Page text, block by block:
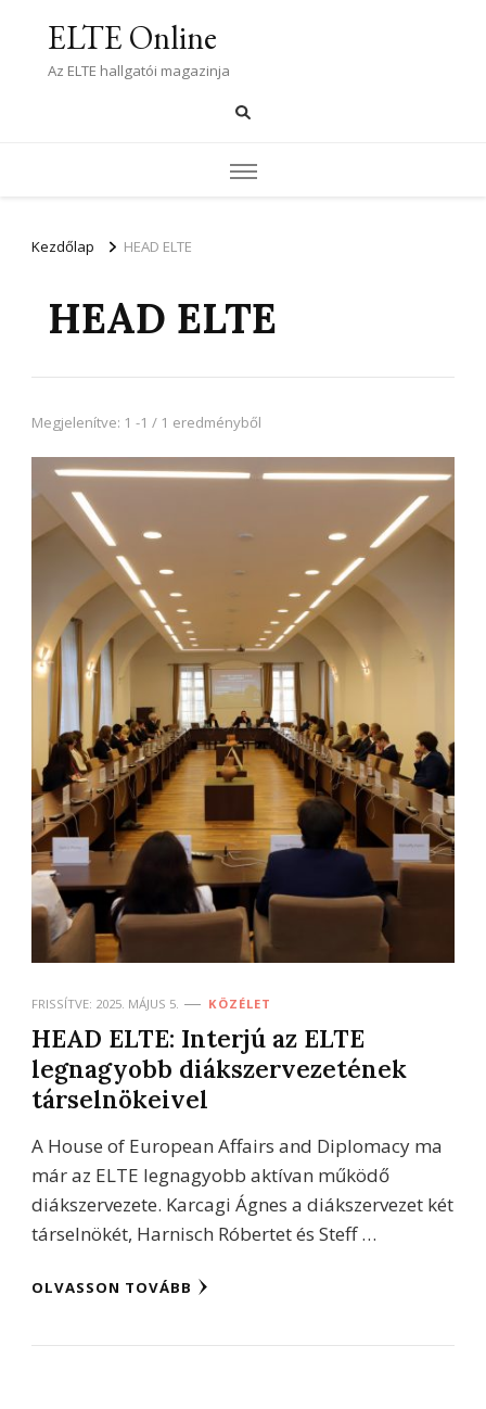
ELTE Online
Az ELTE hallgatói magazinja
Kezdőlap HEAD ELTE
HEAD ELTE
Megjelenítve: 1 -1 / 1 eredményből
FRISSÍTVE: 2025. MÁJUS 5. KÖZÉLET
HEAD ELTE: Interjú az ELTE
legnagyobb diákszervezetének
társelnökeivel
A House of European Affairs and Diplomacy ma
már az ELTE legnagyobb aktívan működő
diákszervezete. Karcagi Ágnes a diákszervezet két
társelnökét, Harnisch Róbertet és Steff …
OLVASSON TOVÁBB